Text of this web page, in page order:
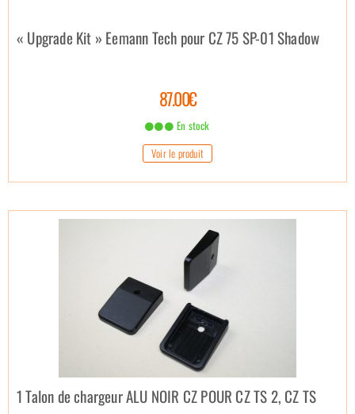
« Upgrade Kit » Eemann Tech pour CZ 75 SP-01 Shadow
87.00€
En stock
Voir le produit
1 Talon de chargeur ALU NOIR CZ POUR CZ TS 2, CZ TS